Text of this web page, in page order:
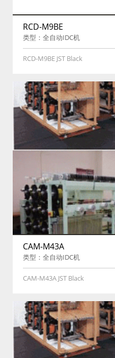
RCD-M9BE
类型：全自动IDC机
RCD-M9BE JST Black
CAM-M43A
类型：全自动IDC机
CAM-M43A JST Black